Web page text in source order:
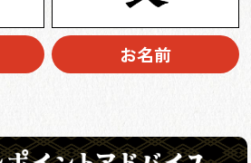
お名前